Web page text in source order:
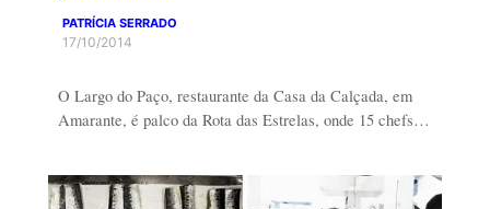
PATRÍCIA SERRADO
17/10/2014
O Largo do Paço, restaurante da Casa da Calçada, em
Amarante, é palco da Rota das Estrelas, onde 15 chefs…